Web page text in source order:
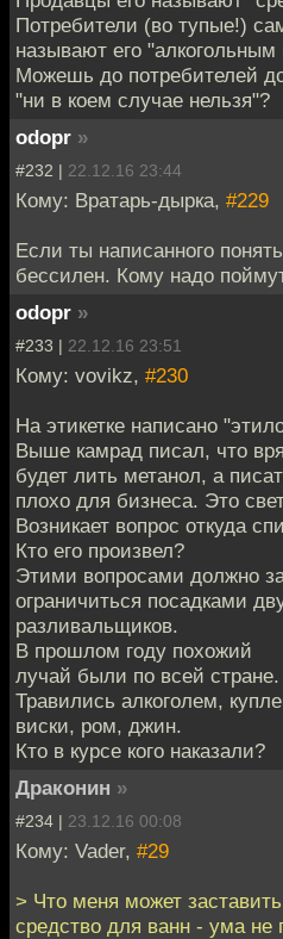
Потребители (во тупые!)
называют его "алкогольным
Можешь до потребителей
"ни в коем случае нельзя"?
odopr »
#232 | 22.12.16 23:44
Кому: Вратарь-дырка, #229
Если ты написанного
бессилен. Кому надо
odopr »
#233 | 22.12.16 23:51
Кому: vovikz, #230
На этикетке написано
Выше камрад писал, что
будет лить метанол, а
плохо для бизнеса. Это
Возникает вопрос откуда
Кто его произвел?
Этими вопросами должно
ограничиться посадками
разливальщиков.
В прошлом году похожий
лучай были по всей
Травились алкоголем,
виски, ром, джин.
Кто в курсе кого наказали?
Драконин »
#234 | 23.12.16 00:08
Кому: Vader, #29
> Что меня может
средство для ванн - ума не